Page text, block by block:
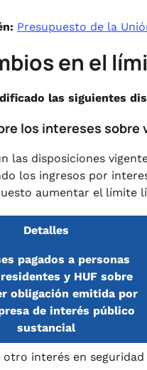
Presupuesto de la
en el
las siguientes
los intereses sobre
las disposiciones
los ingresos por
aumentar el límite
Detalles
pagados a personas
y HUF sobre
obligación emitida por
de interés público
sustancial
otro interés en seguridad